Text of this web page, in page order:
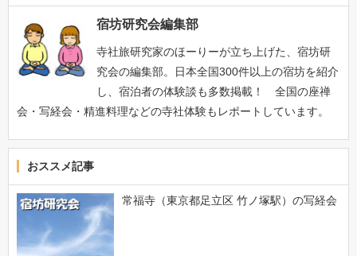
宿坊研究会編集部
寺社旅研究家のほーりーが立ち上げた、宿坊研
究会の編集部。日本全国300件以上の宿坊を紹介
し、宿泊者の体験談も多数掲載！ 全国の座禅
会・写経会・精進料理などの寺社体験もレポートしています。
おススメ記事
常福寺（東京都足立区 竹ノ塚駅）の写経会